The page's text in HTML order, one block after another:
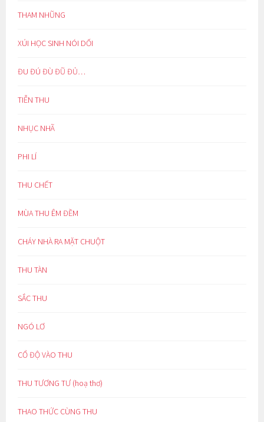
THAM NHŨNG
XÚI HỌC SINH NÓI DỐI
ĐU ĐÚ ĐÙ ĐŨ ĐỦ…
TIỄN THU
NHỤC NHÃ
PHI LÍ
THU CHẾT
MÙA THU ÊM ĐỀM
CHÁY NHÀ RA MẶT CHUỘT
THU TÀN
SẮC THU
NGÓ LƠ
CỔ ĐỘ VÀO THU
THU TƯƠNG TƯ (hoạ thơ)
THAO THỨC CÙNG THU